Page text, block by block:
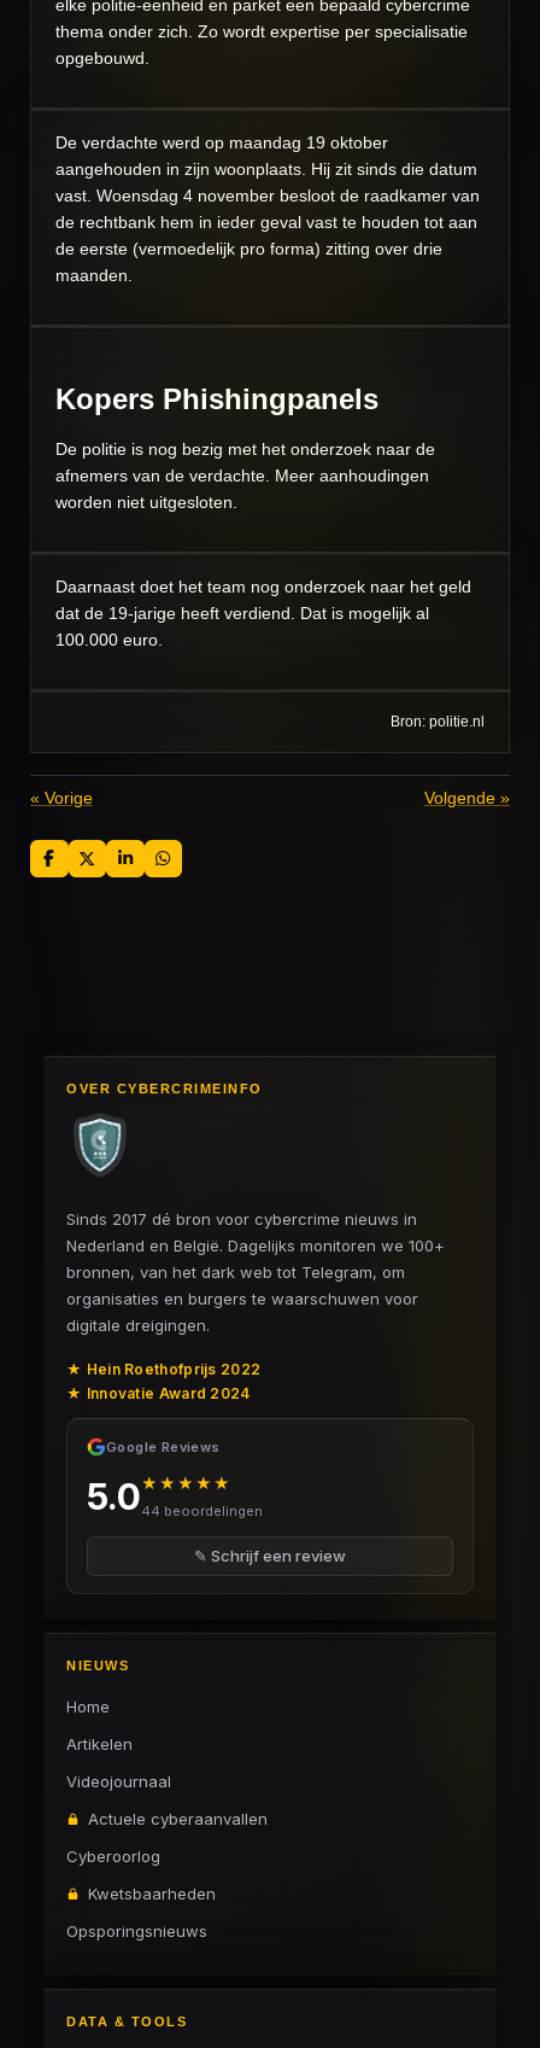
elke politie-eenheid en parket een bepaald cybercrime
thema onder zich. Zo wordt expertise per specialisatie
opgebouwd.
De verdachte werd op maandag 19 oktober
aangehouden in zijn woonplaats. Hij zit sinds die datum
vast. Woensdag 4 november besloot de raadkamer van
de rechtbank hem in ieder geval vast te houden tot aan
de eerste (vermoedelijk pro forma) zitting over drie
maanden.
Kopers Phishingpanels
De politie is nog bezig met het onderzoek naar de
afnemers van de verdachte. Meer aanhoudingen
worden niet uitgesloten.
Daarnaast doet het team nog onderzoek naar het geld
dat de 19-jarige heeft verdiend. Dat is mogelijk al
100.000 euro.
Bron: politie.nl
« Vorige Volgende »
D
e
D
e
S
h
D
e
OVER CYBERCRIMEINFO
Sinds 2017 dé bron voor cybercrime nieuws in
Nederland en België. Dagelijks monitoren we 100+
bronnen, van het dark web tot Telegram, om
organisaties en burgers te waarschuwen voor
digitale dreigingen.
★ Hein Roethofprijs 2022
★ Innovatie Award 2024
Google Reviews
5.0★★★★★
44 beoordelingen
✎ Schrijf een review
NIEUWS
Home
Artikelen
Videojournaal
Actuele cyberaanvallen
Cyberoorlog
Kwetsbaarheden
Opsporingsnieuws
DATA & TOOLS